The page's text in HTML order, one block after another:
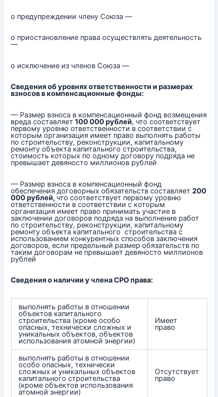
о предупреждении члену Союза —
о приостановление права осуществлять деятельность
—
о исключение из членов Союза —
Сведения об уровнях ответственности и размерах
взносов в компенсационные фонды:
— Размер взноса в компенсационный фонд возмещения
вреда составляет100 000 рублей, что соответствует
первому уровню ответственности в соответствии с
которым организация имеет право выполнять работы
по строительству, реконструкции, капитальному
ремонту объекта капитального строительства,
стоимость которых по одному договору подряда не
превышает девяносто миллионов рублей
— Размер взноса в компенсационный фонд
обеспечения договорных обязательств составляет200
000 рублей, что соответствует первому уровню
ответственности в соответствии с которым
организация имеет право принимать участие в
заключении договоров подряда на выполнение работ
по строительству, реконструкции, капитальному
ремонту объекта капитального строительства с
использованием конкурентных способов заключения
договоров, если предельный размер обязательств по
таким договорам не превышает девяносто миллионов
рублей
Сведения о наличии у члена СРО права:
выполнять работы в отношении
объектов капитального
строительства (кроме особо
опасных, технически сложных и
уникальных объектов, объектов
использования атомной энергии)
Имеет
право
выполнять работы в отношении
особо опасных, технически
сложных и уникальных объектов
капитального строительства
(кроме объектов использования
атомной энергии)
Отсутствует
право